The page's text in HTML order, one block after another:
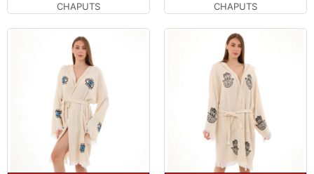
CHAPUTS CHAPUTS